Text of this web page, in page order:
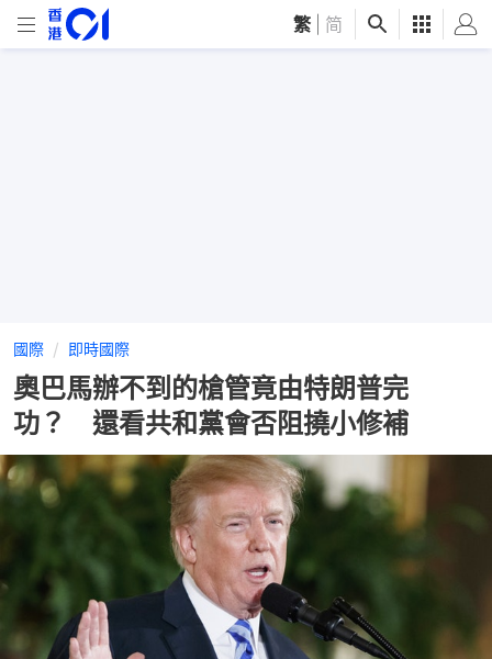
繁 简
國際 即時國際
奧巴馬辦不到的槍管竟由特朗普完
功？ 還看共和黨會否阻撓小修補